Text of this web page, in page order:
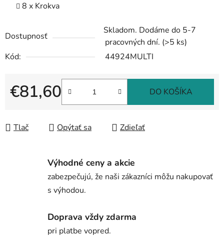
8 x Krokva
Dostupnosť
Skladom. Dodáme do 5-7
pracovných dní. (>5 ks)
Kód:
44924MULTI
€81,60
Jednotková cena:
DO KOŠÍKA
Tlač Opýtať sa Zdieľať
Výhodné ceny a akcie
zabezpečujú, že naši zákazníci môžu nakupovať
s výhodou.
Doprava vždy zdarma
pri platbe vopred.